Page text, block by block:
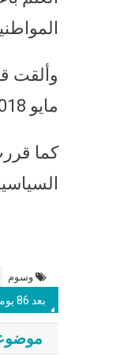
مايو 2018 من منزله بمدينة الصف في محافظة الجيزة، واقتادته إلى مكان غير معلوم.
وسوم